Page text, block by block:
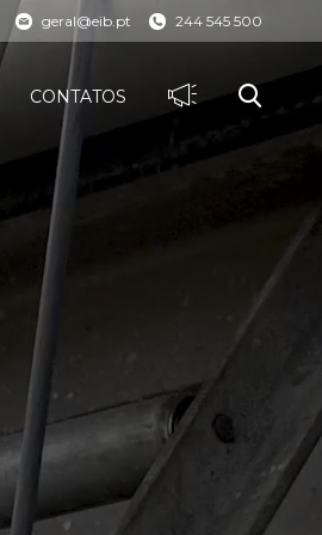
geral@eib.pt 244 545 500
CONTATOS